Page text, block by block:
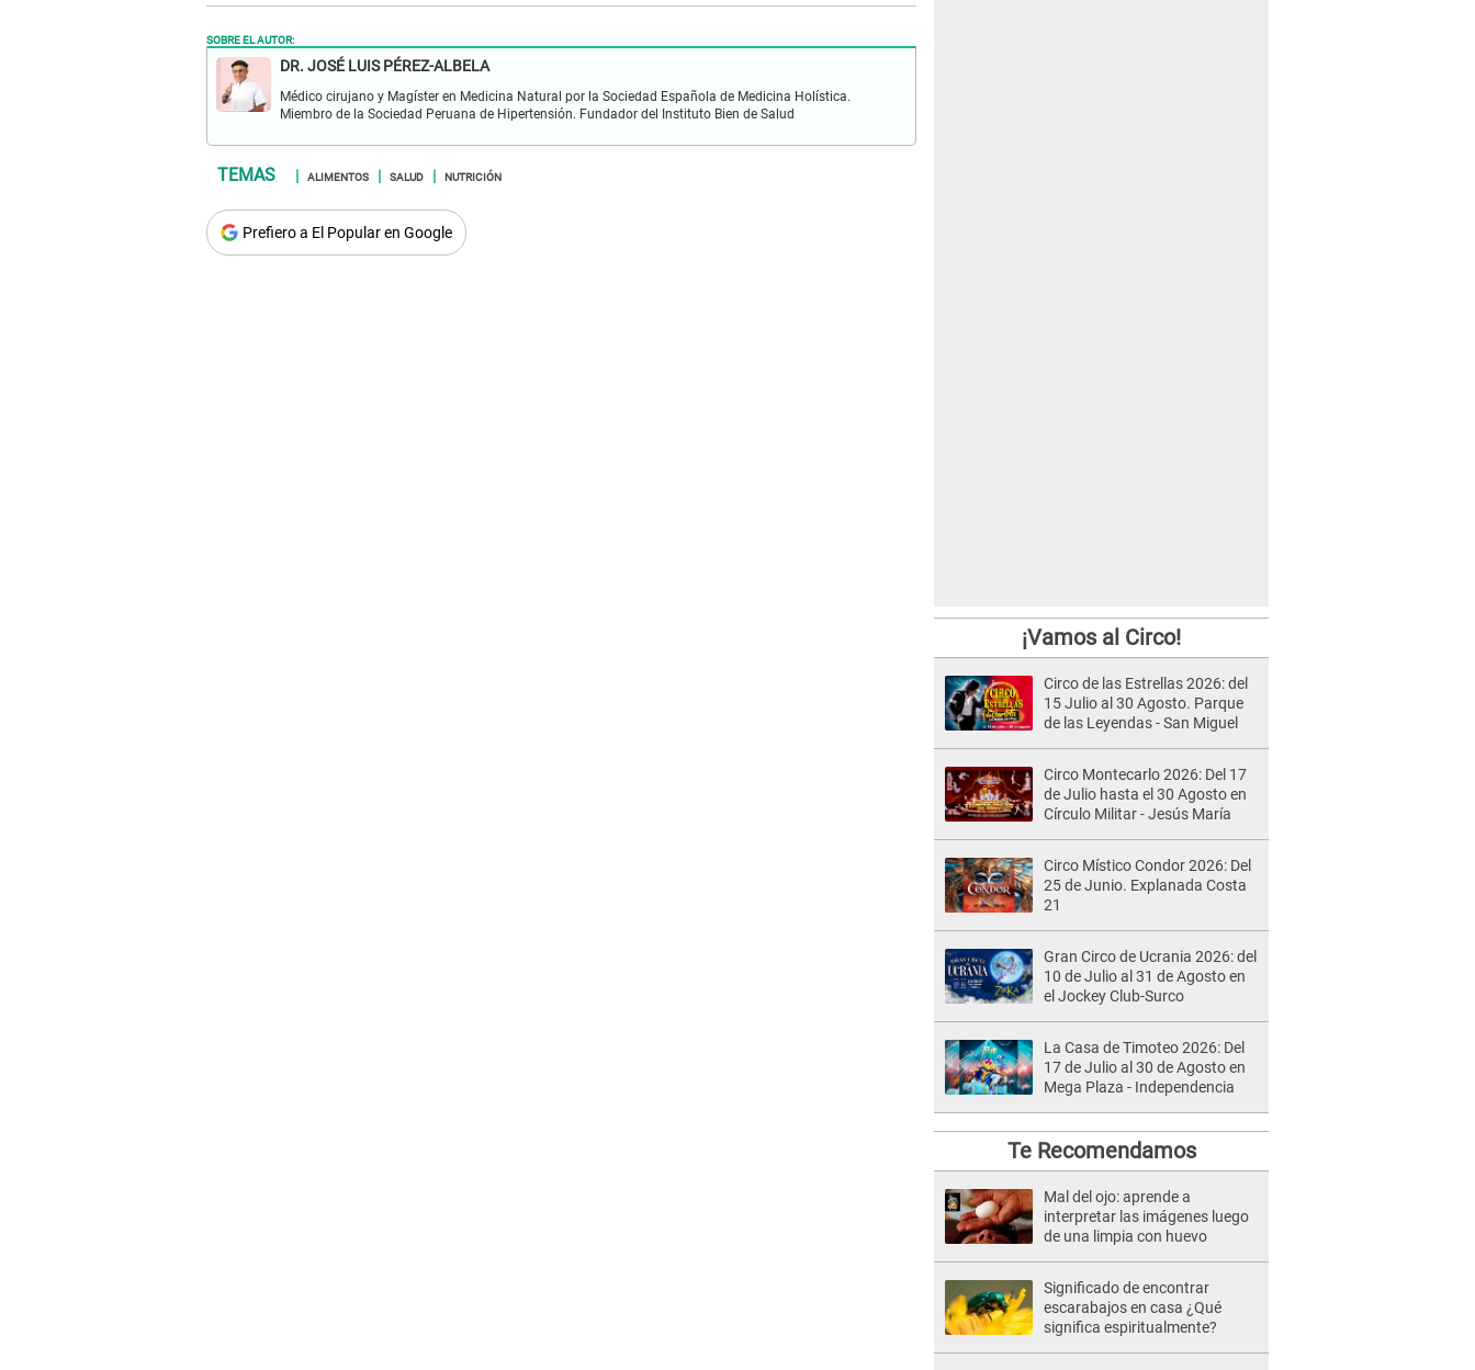
SOBRE EL AUTOR:
DR. JOSÉ LUIS PÉREZ-ALBELA
Médico cirujano y Magíster en Medicina Natural por la Sociedad Española de Medicina Holística.
Miembro de la Sociedad Peruana de Hipertensión. Fundador del Instituto Bien de Salud
ALIMENTOS SALUD NUTRICIÓN
Prefiero a El Popular en Google
¡Vamos al Circo!
Circo de las Estrellas 2026: del
15 Julio al 30 Agosto. Parque
de las Leyendas - San Miguel
Circo Montecarlo 2026: Del 17
de Julio hasta el 30 Agosto en
Círculo Militar - Jesús María
Circo Místico Condor 2026: Del
25 de Junio. Explanada Costa
21
Gran Circo de Ucrania 2026: del
10 de Julio al 31 de Agosto en
el Jockey Club-Surco
La Casa de Timoteo 2026: Del
17 de Julio al 30 de Agosto en
Mega Plaza - Independencia
Te Recomendamos
Mal del ojo: aprende a
interpretar las imágenes luego
de una limpia con huevo
Significado de encontrar
escarabajos en casa ¿Qué
significa espiritualmente?